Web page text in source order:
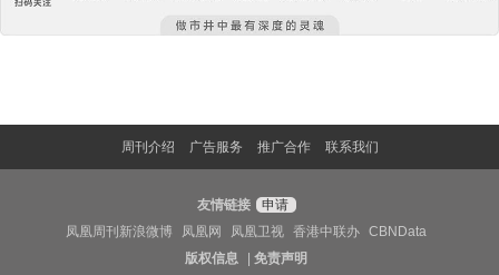
周刊介绍 广告服务 推广合作 联系我们
友情链接 申请
凤凰周刊新浪微博
凤凰网 凤凰卫视 香港中联办
CBNData
版权信息
|免责声明